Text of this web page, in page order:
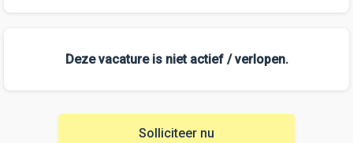
Deze vacature is niet actief / verlopen.
Solliciteer nu